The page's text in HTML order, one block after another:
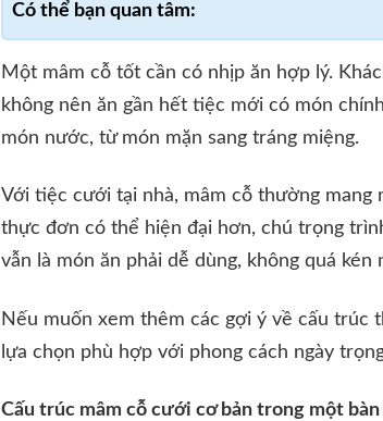
Một mâm cỗ tốt cần có nhịp ăn hợp lý.
không nên ăn gần hết tiệc mới có món
món nước, từ món mặn sang tráng miệng.
Với tiệc cưới tại nhà, mâm cỗ thường mang
thực đơn có thể hiện đại hơn, chú trọng
vẫn là món ăn phải dễ dùng, không quá
Nếu muốn xem thêm các gợi ý về cấu trúc
lựa chọn phù hợp với phong cách ngày
Cấu trúc mâm cỗ cưới cơ bản trong một